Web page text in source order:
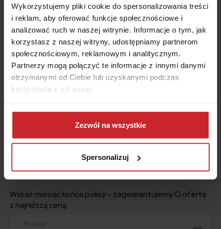
Wykorzystujemy pliki cookie do spersonalizowania treści
i reklam, aby oferować funkcje społecznościowe i
analizować ruch w naszej witrynie. Informacje o tym, jak
korzystasz z naszej witryny, udostępniamy partnerom
społecznościowym, reklamowym i analitycznym.
Partnerzy mogą połączyć te informacje z innymi danymi
otrzymanymi od Ciebie lub uzyskanymi podczas
korzystania z ich usług.
Dowiedz się więcej na temat tego, kim jesteśmy, jak
można się z nami skontaktować i w jaki sposób
przetwarzamy dane osobowe w ramachPolityki
Zezwól na wszystkie
Spersonalizuj
Katarzyna Łada
Ekspert ds. ubezpieczeń
Główny Specjalista ds. Ubezpieczeń. Wytrawna znawczyni
rynku ubezpieczeniowego, ponad 10 lat doświadczeń w
branży, większość tego czasu na pokładzie grupy Punkta.
nią w tej kwestii nie zgodzić.
Wskaż miesiąc końca polisy – zagwarantujemy Ci ofertę
z najniższą ceną.
Miesiąc